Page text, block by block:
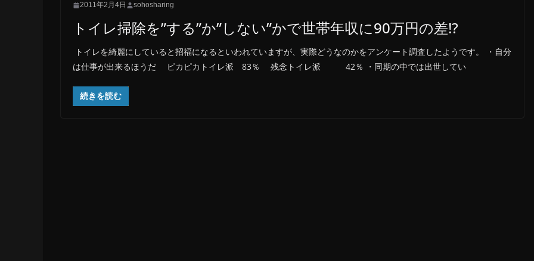
2011年2月4日 sohosharing
トイレ掃除を”する”か”しない”かで世帯年収に90万円の差!?
トイレを綺麗にしていると招福になるといわれていますが、実際どうなのかをアンケート調査したようです。 ・自分
は仕事が出来るほうだ ピカピカトイレ派 83％ 残念トイレ派 42％ ・同期の中では出世してい
続きを読む